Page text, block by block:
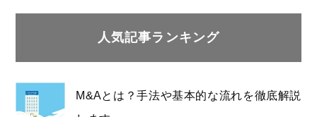
人気記事ランキング
M&Aとは？手法や基本的な流れを徹底解説